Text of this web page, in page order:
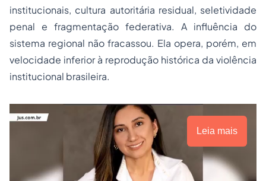
institucionais, cultura autoritária residual, seletividade
penal e fragmentação federativa. A influência do
sistema regional não fracassou. Ela opera, porém, em
velocidade inferior à reprodução histórica da violência
institucional brasileira.
Leia mais